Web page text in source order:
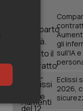
gli
sull'IA
Eclissi
2026,